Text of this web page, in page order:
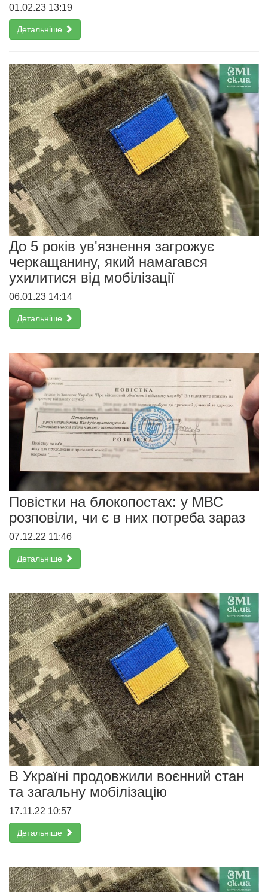
01.02.23 13:19
Детальніше
До 5 років ув'язнення загрожує
черкащанину, який намагався
ухилитися від мобілізації
06.01.23 14:14
Детальніше
Повістки на блокопостах: у МВС
розповіли, чи є в них потреба зараз
07.12.22 11:46
Детальніше
В Україні продовжили воєнний стан
та загальну мобілізацію
17.11.22 10:57
Детальніше